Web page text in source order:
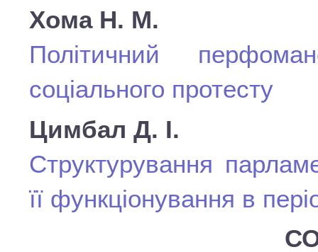
Хома Н. М.
Політичний
соціального протесту
Цимбал Д. І.
Структурування
її функціонування в